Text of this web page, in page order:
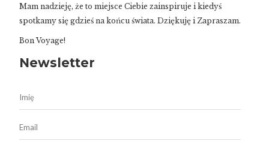
Mam nadzieję, że to miejsce Ciebie zainspiruje i kiedyś
spotkamy się gdzieś na końcu świata. Dziękuję i Zapraszam.
Bon Voyage!
Newsletter